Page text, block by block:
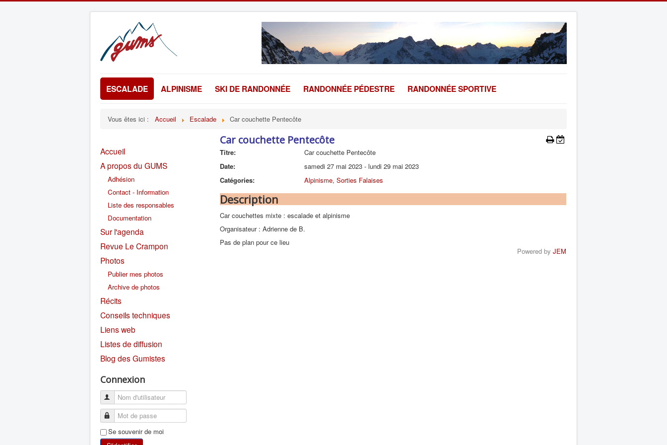
ESCALADE ALPINISME SKI DE RANDONNÉE RANDONNÉE PÉDESTRE RANDONNÉE SPORTIVE
Vous êtes ici : Accueil Escalade Car couchette Pentecôte
Accueil
A propos du GUMS
Adhésion
Contact - Information
Liste des responsables
Documentation
Sur l'agenda
Revue Le Crampon
Photos
Publier mes photos
Archive de photos
Récits
Conseils techniques
Liens web
Listes de diffusion
Blog des Gumistes
Connexion
Se souvenir de moi
Car couchette Pentecôte
Titre:
Car couchette Pentecôte
Date:
samedi 27 mai 2023 - lundi 29 mai 2023
Catégories:
Alpinisme, Sorties Falaises
Description
Car couchettes mixte : escalade et alpinisme
Organisateur : Adrienne de B.
Pas de plan pour ce lieu
Powered by JEM